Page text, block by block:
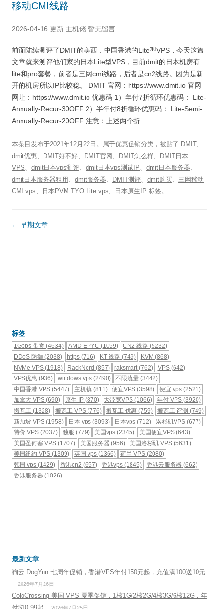
移动CMI线路
2026-04-16 更新 主机佬 暂无留言
前面陆续测评了DMIT的美西，中国香港的Lite型VPS，今天这篇
文章就来测评他们家的日本Lite型VPS，目前dmit的日本机房有
lite和pro套餐，前者是三网cmi线路，后者是cn2线路。因为是新
开的机房所以IP比较稳。 DMIT 官网：https://www.dmit.io 官网
网址：https://www.dmit.io 优惠码 1）年付7折循环优惠码： Lite-
Annually-Recur-30OFF 2）半年付8折循环优惠码： Lite-Semi-
Annually-Recur-20OFF 注意：上述两个折 …
本条目发布于2021年12月22日 。属于优惠促销分类，被贴了 DMIT、
dmit优惠、 DMIT好不好、 DMIT官网 、 DMIT怎么样、
DMIT日本
VPS、 dmit日本vps测评、 dmit日本vps测试IP、 dmit日本服务器、
dmit日本服务器租用 、 dmit服务器、 DMIT测评、 dmit购买、 三网移动
CMI vps、 日本PVM.TYO.Lite vps、 日本原生IP 标签。
文
← 早期文章
标签
1Gbps 带宽 (4634) AMD EPYC (1059) CN2 线路 (5232)
DDoS 防御 (2038) https(716) KT 线路 (749) KVM (868)
NVMe VPS (1918) RackNerd (857) raksmart(762) VPS(642)
VPS优惠 (936) windows vps(2490) 不限流量 (3442)
中国香港 VPS (5447) 主机镇(811) 便宜VPS (3598) 便宜 vps(2521)
加拿大 VPS (690) 原生 IP(870) 大带宽VPS (1066) 年付 VPS(3920)
搬瓦工 (1328) 搬瓦工 VPS(776) 搬瓦工 优惠 (759) 搬瓦工 评测 (749)
新加坡 VPS (1958) 日本 vps(3093) 日本vps (712) 洛杉矶VPS(677)
特价 VPS (2037) 独服 (779) 美国vps (2345) 美国便宜VPS(643)
美国圣何塞 VPS (1707) 美国服务器 (956) 美国洛杉矶 VPS (5631)
美国纽约 VPS (1309) 英国 vps(1366) 荷兰 VPS (2080)
韩国 vps (1429) 香港cn2 (657) 香港vps (1845) 香港云服务器 (662)
香港服务器 (1026)
最新文章
狗云 DogYun 七周年促销，香港VPS年付150元起，充值满100送10元
2026年7月26日
ColoCrossing 美国 VPS 夏季促销，1核1G/2核2G/4核3G/6核12G，年
付$10.99起
2026年7月25日